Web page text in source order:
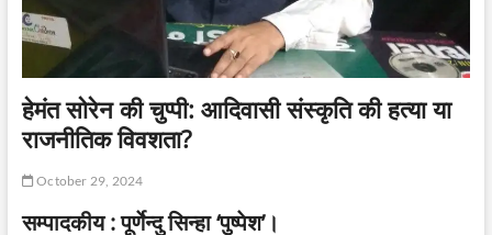
हेमंत सोरेन की चुप्पी: आदिवासी संस्कृति की हत्या या
राजनीतिक विवशता?
October 29, 2024
सम्पादकीय : पूर्णेन्दु सिन्हा ‘पुष्पेश’।